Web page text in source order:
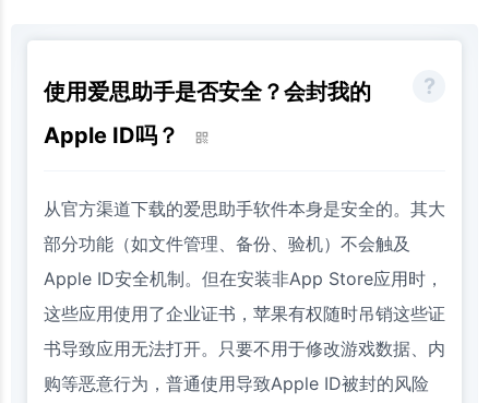
使用爱思助手是否安全？会封我的
Apple ID吗？
从官方渠道下载的爱思助手软件本身是安全的。其大
部分功能（如文件管理、备份、验机）不会触及
Apple ID安全机制。但在安装非App Store应用时，
这些应用使用了企业证书，苹果有权随时吊销这些证
书导致应用无法打开。只要不用于修改游戏数据、内
购等恶意行为，普通使用导致Apple ID被封的风险